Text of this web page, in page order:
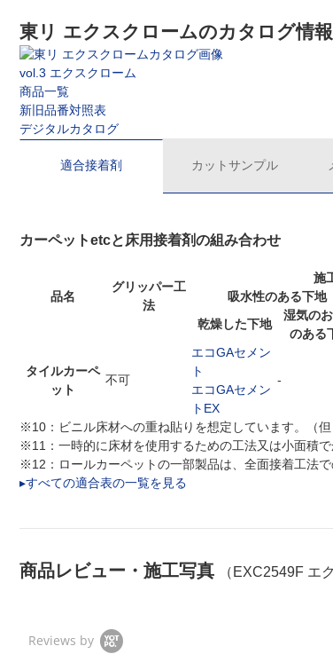
東リ エクスクロームのカタログ情報
vol.3 エクスクローム
商品一覧
新旧品番対照表
デジタルカタログ
適合接着剤 カットサンプル
カーペットetcと床用接着剤の組み合わせ
品名
グリッパー工
法
施
吸水性のある下地
乾燥した下地
湿気の
のある
タイルカーペ
ット
不可
エコGAセメン
ト
エコGAセメン
トEX
-
※10：ビニル床材への重ね貼りを想定しています。（
※11：一時的に床材を使用するための工法又は小面積で
※12：ロールカーペットの一部製品は、全面接着工法
▸すべての適合表の一覧を見る
商品レビュー・施工写真 （EXC2549F エ
Reviews by